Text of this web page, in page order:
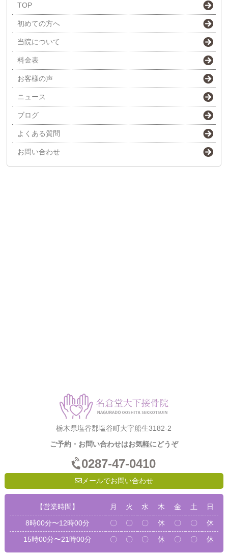
TOP
初めての方へ
当院について
料金表
お客様の声
ニュース
ブログ
よくある質問
お問い合わせ
栃木県塩谷郡塩谷町大字船生3182-2
ご予約・お問い合わせはお気軽にどうぞ
0287-47-0410
メールでお問い合わせ
【営業時間】 月 火 水 木 金 土
日
8時00分〜12時00分
〇 〇 〇 休 〇 〇
休
15時00分〜21時00分
〇 〇 〇 休 〇 〇 休